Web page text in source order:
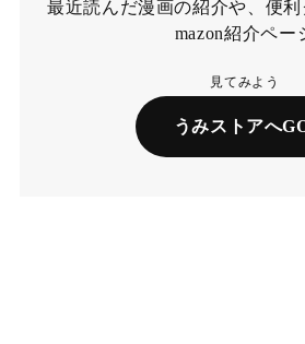
最近読んだ漫画の紹介や、便
mazon紹介ペー
見てみよう
うみストアへ